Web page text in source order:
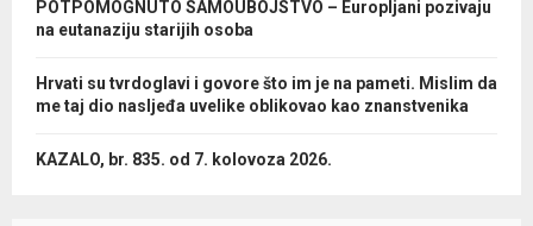
POTPOMOGNUTO SAMOUBOJSTVO – Europljani pozivaju
na eutanaziju starijih osoba
Hrvati su tvrdoglavi i govore što im je na pameti. Mislim da
me taj dio nasljeđa uvelike oblikovao kao znanstvenika
KAZALO, br. 835. od 7. kolovoza 2026.